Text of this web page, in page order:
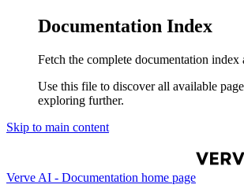
Documentation Index
Fetch the complete documentation index
Use this file to discover all available
exploring further.
Skip to main content
Verve AI - Documentation home page